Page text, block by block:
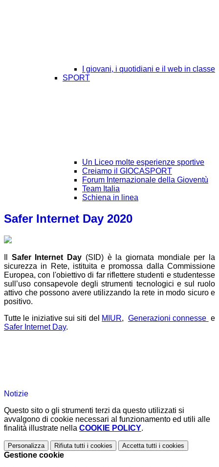
I giovani, i quotidiani e il web in classe
SPORT
Un Liceo molte esperienze sportive
Creiamo il GIOCASPORT
Forum Internazionale della Gioventù
Team Italia
Schiena in linea
Safer Internet Day 2020
Safer Internet Day (SID) è la giornata mondiale per la
sicurezza in Rete, istituita e promossa dalla Commissione
Europea, con l'obiettivo di far riflettere studenti e studentesse
sull’uso consapevole degli strumenti tecnologici e sul ruolo
attivo che possono avere utilizzando la rete in modo sicuro e
positivo.
Tutte le iniziative sui siti del MIUR, Generazioni connesse e
Safer Internet Day.
Notizie
Questo sito o gli strumenti terzi da questo utilizzati si
avvalgono di cookie necessari al funzionamento ed utili alle
finalità illustrate nella COOKIE POLICY.
Personalizza Rifiuta tutti i cookies Accetta tutti i cookies
Gestione cookie